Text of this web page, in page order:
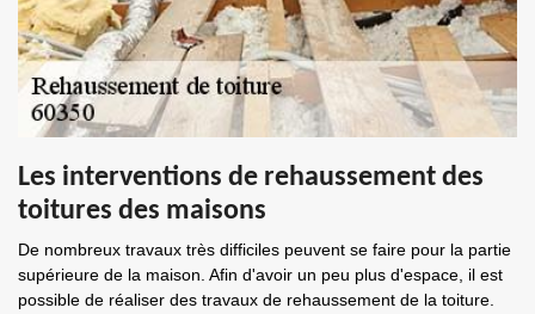
Les interventions de rehaussement des
toitures des maisons
De nombreux travaux très difficiles peuvent se faire pour la partie
supérieure de la maison. Afin d'avoir un peu plus d'espace, il est
possible de réaliser des travaux de rehaussement de la toiture.